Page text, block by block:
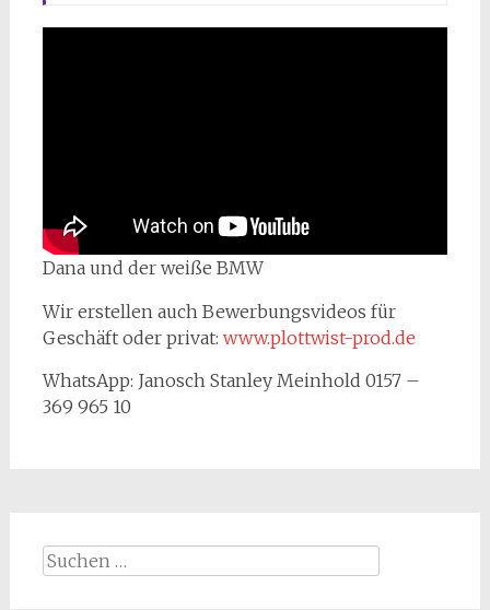
Dana und der weiße BMW
Wir erstellen auch Bewerbungsvideos für
Geschäft oder privat: www.plottwist-prod.de
WhatsApp: Janosch Stanley Meinhold 0157 –
369 965 10
Suchen
nach: